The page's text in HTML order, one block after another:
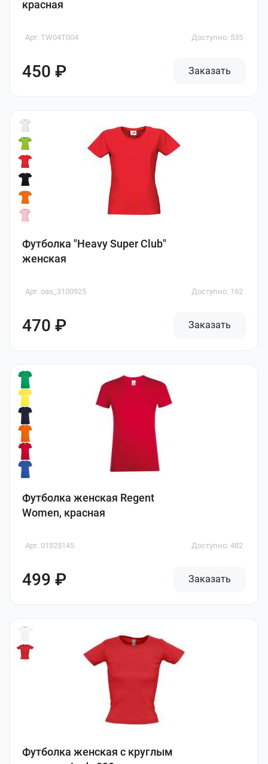
красная
Арт. TW04T004 Доступно: 535
450 ₽ Заказать
Футболка "Heavy Super Club"
женская
Арт. oas_3100925 Доступно: 162
470 ₽ Заказать
Футболка женская Regent
Women, красная
Арт. 01825145 Доступно: 482
499 ₽ Заказать
Футболка женская с круглым